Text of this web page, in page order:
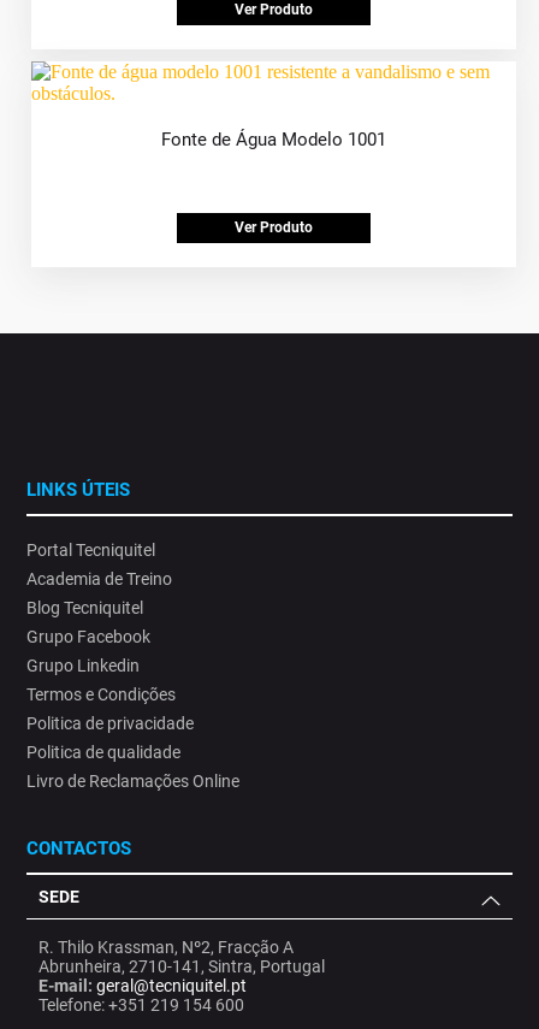
Ver Produto
Fonte de Água Modelo 1001
Ver Produto
LINKS ÚTEIS
Portal Tecniquitel
Academia de Treino
Blog Tecniquitel
Grupo Facebook
Grupo Linkedin
Termos e Condições
Politica de privacidade
Politica de qualidade
Livro de Reclamações Online
CONTACTOS
SEDE
R. Thilo Krassman, Nº2, Fracção A
Abrunheira, 2710-141, Sintra, Portugal
E-mail: geral@tecniquitel.pt
Telefone: +351 219 154 600